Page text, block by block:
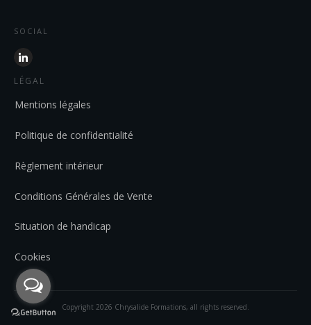
SOCIAL
LÉGAL
Mentions légales
Politique de confidentialité
Règlement intérieur
Conditions Générales de Vente
Situation de handicap
Cookies
Copyright 2026 Chrysalide Formations, all rights reserved.